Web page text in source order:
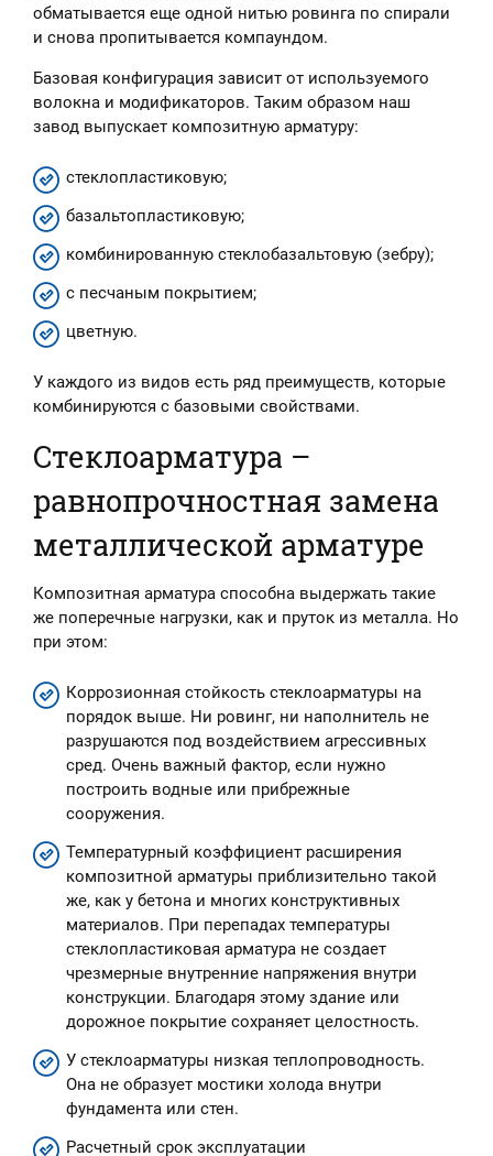
обматывается еще одной нитью ровинга по спирали
и снова пропитывается компаундом.
Базовая конфигурация зависит от используемого
волокна и модификаторов. Таким образом наш
завод выпускает композитную арматуру:
стеклопластиковую;
базальтопластиковую;
комбинированную стеклобазальтовую (зебру);
с песчаным покрытием;
цветную.
У каждого из видов есть ряд преимуществ, которые
комбинируются с базовыми свойствами.
Стеклоарматура –
равнопрочностная замена
металлической арматуре
Композитная арматура способна выдержать такие
же поперечные нагрузки, как и пруток из металла. Но
при этом:
Коррозионная стойкость стеклоарматуры на
порядок выше. Ни ровинг, ни наполнитель не
разрушаются под воздействием агрессивных
сред. Очень важный фактор, если нужно
построить водные или прибрежные
сооружения.
Температурный коэффициент расширения
композитной арматуры приблизительно такой
же, как у бетона и многих конструктивных
материалов. При перепадах температуры
стеклопластиковая арматура не создает
чрезмерные внутренние напряжения внутри
конструкции. Благодаря этому здание или
дорожное покрытие сохраняет целостность.
У стеклоарматуры низкая теплопроводность.
Она не образует мостики холода внутри
фундамента или стен.
Расчетный срок эксплуатации